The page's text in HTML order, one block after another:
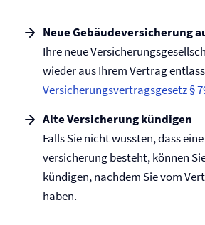
Neue Gebäude­versicherung
Ihre neue
wieder aus Ihrem Vertrag
Versicherungs­vertrags­gesetz §
Alte Versicherung kündigen
Falls Sie nicht wussten, dass
versicherung besteht, können
kündigen, nachdem Sie vom
haben.